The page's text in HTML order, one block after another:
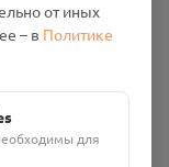
«Смоленский
р-н
пом. 18
от иных
– в Политике
для